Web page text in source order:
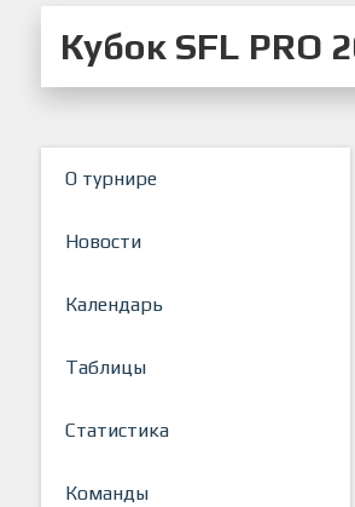
Кубок SFL PRO
О турнире
Новости
Календарь
Таблицы
Статистика
Команды